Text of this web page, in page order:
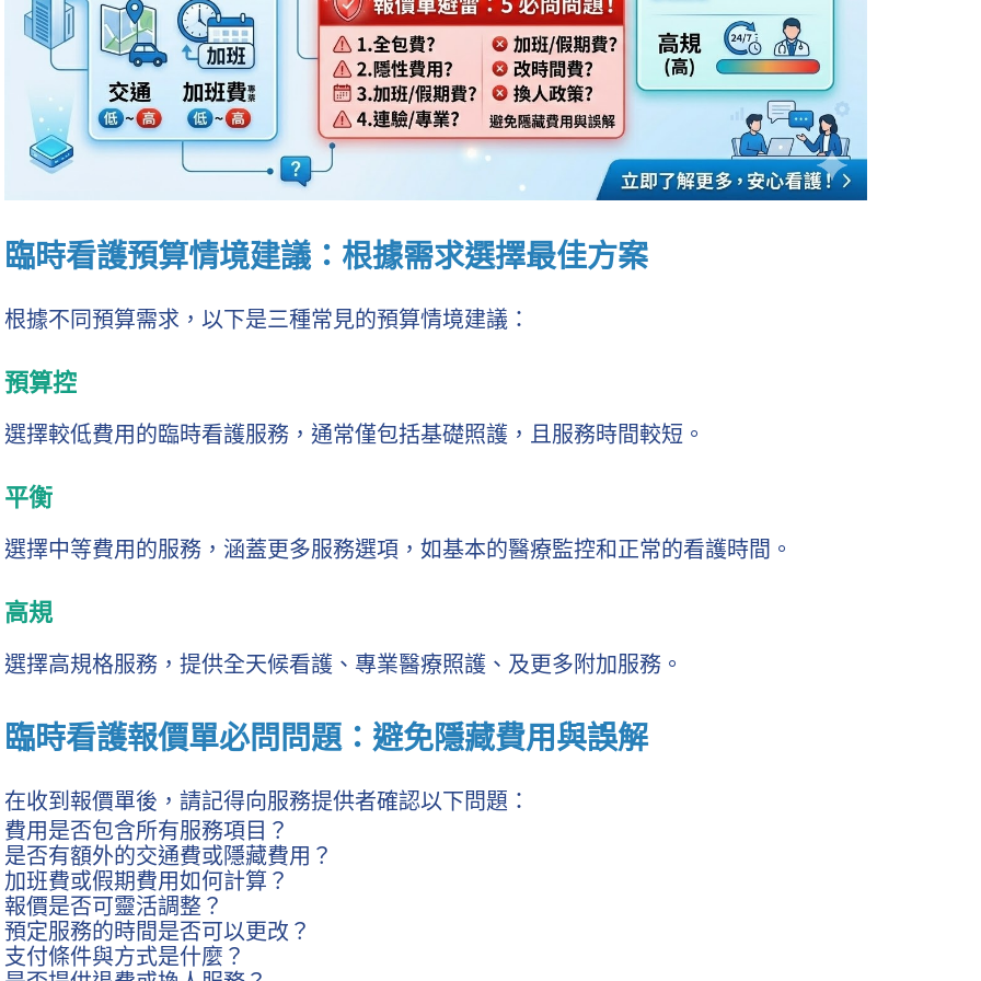
臨時看護預算情境建議：根據需求選擇最佳方案
根據不同預算需求，以下是三種常見的預算情境建議：
預算控
選擇較低費用的臨時看護服務，通常僅包括基礎照護，且服務時間較短。
平衡
選擇中等費用的服務，涵蓋更多服務選項，如基本的醫療監控和正常的看護時間。
高規
選擇高規格服務，提供全天候看護、專業醫療照護、及更多附加服務。
臨時看護報價單必問問題：避免隱藏費用與誤解
在收到報價單後，請記得向服務提供者確認以下問題：
費用是否包含所有服務項目？
是否有額外的交通費或隱藏費用？
加班費或假期費用如何計算？
報價是否可靈活調整？
預定服務的時間是否可以更改？
支付條件與方式是什麼？